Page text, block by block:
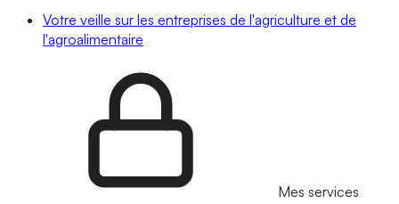
Votre veille sur les entreprises de l'agriculture et de
l'agroalimentaire
Mes services